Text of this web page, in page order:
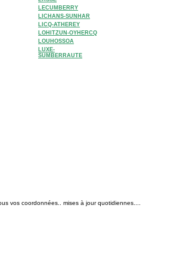
LECUMBERRY
LICHANS-SUNHAR
LICQ-ATHEREY
LOHITZUN-OYHERCQ
LOUHOSSOA
LUXE-
SUMBERRAUTE
vos coordonnées.. mises à jour quotidiennes....